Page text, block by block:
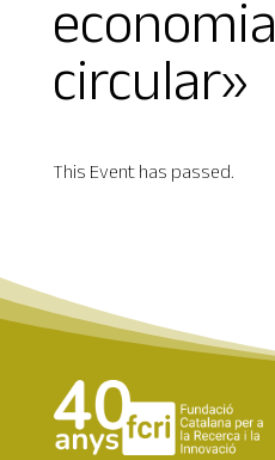
economia
circular»
This Event has passed.